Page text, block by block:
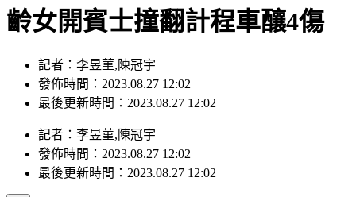
齡女開賓士撞翻計程車釀4傷
記者：李昱菫,陳冠宇
發佈時間：2023.08.27 12:02
最後更新時間：2023.08.27 12:02
記者 ： 李昱菫,陳冠宇
發佈時間： 2023.08.27 12:02
最後更新時間： 2023.08.27 12:02